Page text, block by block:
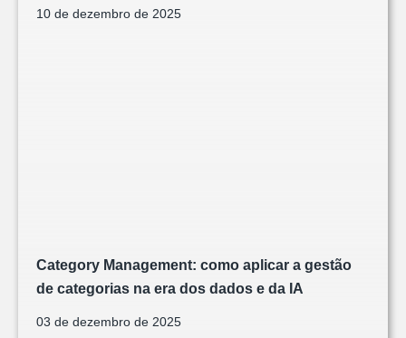
10 de dezembro de 2025
Category Management: como aplicar a gestão
de categorias na era dos dados e da IA
03 de dezembro de 2025